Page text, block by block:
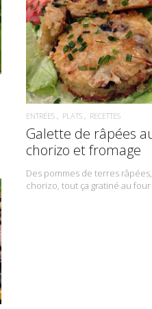
READ MORE
ENTRÉES PLATS RECETTES
Galette de râpées
chorizo et fromage
Des pommes de terres
chorizo, tout ça gratiné au four